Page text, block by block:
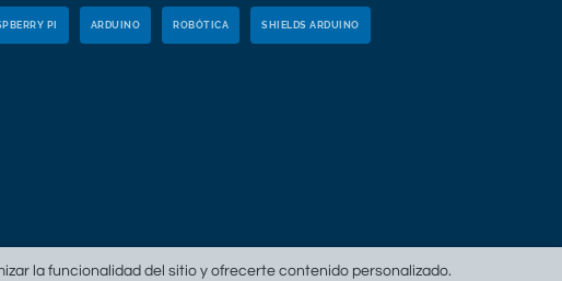
PI ARDUINO ROBÓTICA SHIELDS ARDUINO
la funcionalidad del sitio y ofrecerte contenido personalizado.